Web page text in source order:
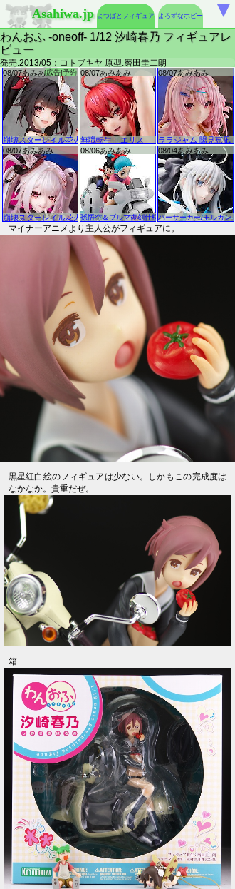
Asahiwa.jp よつばとフィギュア よろずなホビー
わんおふ -oneoff- 1/12 汐崎春乃 フィギュアレ
ビュー
発売:2013/05：コトブキヤ 原型:磨田圭二朗
マイナーアニメより主人公がフィギュアに。
黒星紅白絵のフィギュアは少ない。しかもこの完成度は
なかなか。貴重だぜ。
箱
▼